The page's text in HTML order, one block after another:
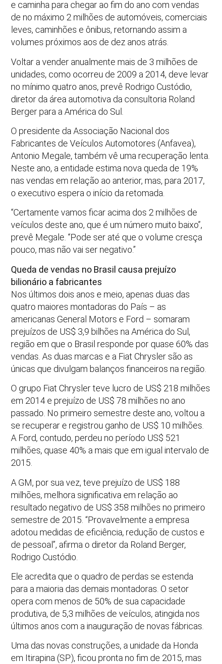
e caminha para chegar ao fim do ano com vendas
de no máximo 2 milhões de automóveis, comerciais
leves, caminhões e ônibus, retornando assim a
volumes próximos aos de dez anos atrás.
Voltar a vender anualmente mais de 3 milhões de
unidades, como ocorreu de 2009 a 2014, deve levar
no mínimo quatro anos, prevê Rodrigo Custódio,
diretor da área automotiva da consultoria Roland
Berger para a América do Sul.
O presidente da Associação Nacional dos
Fabricantes de Veículos Automotores (Anfavea),
Antonio Megale, também vê uma recuperação lenta.
Neste ano, a entidade estima nova queda de 19%
nas vendas em relação ao anterior, mas, para 2017,
o executivo espera o início da retomada.
“Certamente vamos ficar acima dos 2 milhões de
veículos deste ano, que é um número muito baixo”,
prevê Megale. “Pode ser até que o volume cresça
pouco, mas não vai ser negativo.”
Queda de vendas no Brasil causa prejuízo
bilionário a fabricantes
Nos últimos dois anos e meio, apenas duas das
quatro maiores montadoras do País – as
americanas General Motors e Ford – somaram
prejuízos de US$ 3,9 bilhões na América do Sul,
região em que o Brasil responde por quase 60% das
vendas. As duas marcas e a Fiat Chrysler são as
únicas que divulgam balanços financeiros na região.
O grupo Fiat Chrysler teve lucro de US$ 218 milhões
em 2014 e prejuízo de US$ 78 milhões no ano
passado. No primeiro semestre deste ano, voltou a
se recuperar e registrou ganho de US$ 10 milhões.
A Ford, contudo, perdeu no período US$ 521
milhões, quase 40% a mais que em igual intervalo de
2015.
A GM, por sua vez, teve prejuízo de US$ 188
milhões, melhora significativa em relação ao
resultado negativo de US$ 358 milhões no primeiro
semestre de 2015. “Provavelmente a empresa
adotou medidas de eficiência, redução de custos e
de pessoal”, afirma o diretor da Roland Berger,
Rodrigo Custódio.
Ele acredita que o quadro de perdas se estenda
para a maioria das demais montadoras. O setor
opera com menos de 50% de sua capacidade
produtiva, de 5,3 milhões de veículos, atingida nos
últimos anos com a inauguração de novas fábricas.
Uma das novas construções, a unidade da Honda
em Itirapina (SP), ficou pronta no fim de 2015, mas